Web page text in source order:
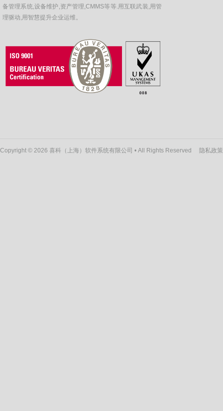
备管理系统,设备维护,资产管理,CMMS等等.用互联武装,用管
理驱动,用智慧提升企业运维。
Copyright © 2026 喜科（上海）软件系统有限公司 • All Rights Reserved 隐私政策